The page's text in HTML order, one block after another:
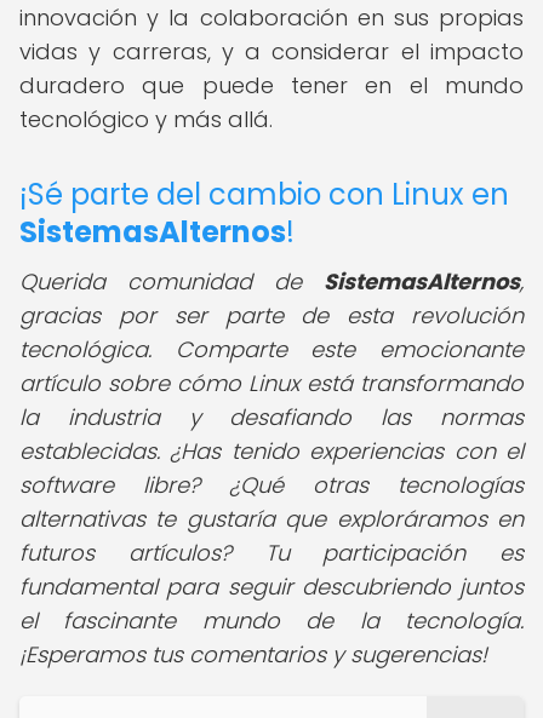
innovación y la colaboración en sus propias
vidas y carreras, y a considerar el impacto
duradero que puede tener en el mundo
tecnológico y más allá.
¡Sé parte del cambio con Linux en
SistemasAlternos!
Querida comunidad de SistemasAlternos,
gracias por ser parte de esta revolución
tecnológica. Comparte este emocionante
artículo sobre cómo Linux está transformando
la industria y desafiando las normas
establecidas. ¿Has tenido experiencias con el
software libre? ¿Qué otras tecnologías
alternativas te gustaría que exploráramos en
futuros artículos? Tu participación es
fundamental para seguir descubriendo juntos
el fascinante mundo de la tecnología.
¡Esperamos tus comentarios y sugerencias!